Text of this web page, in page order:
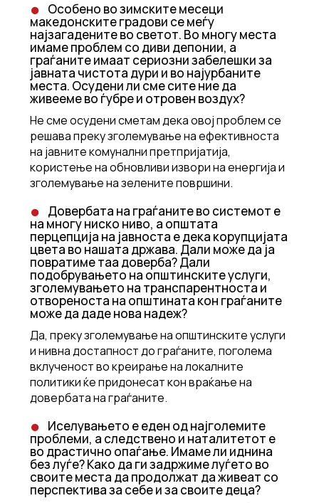
Особено во зимските месеци
македонските градови се меѓу
најзагадените во светот. Во многу места
имаме проблем со диви депонии, а
граѓаните имаат сериозни забелешки за
јавната чистота дури и во најурбаните
места. Осудени ли сме сите ние да
живееме во ѓубре и отровен воздух?
Не сме осудени сметам дека овој проблем се
решава преку зголемување на ефективноста
на јавните комунални претпријатија,
користење на обновливи извори на енергија и
зголемување на зелените површини.
Довербата на граѓаните во системот е
на многу ниско ниво, а општата
перцепција на јавноста е дека корупцијата
цвета во нашата држава. Дали може да ја
повратиме таа доверба? Дали
подобрувањето на општинските услуги,
зголемувањето на транспарентноста и
отвореноста на општината кон граѓаните
може да даде нова надеж?
Да, преку зголемување на општинските услуги
и нивна достапност до граѓаните, поголема
вклученост во креирање на локалните
политики ќе придонесат кон враќање на
довербата на граѓаните.
Иселувањето е еден од најголемите
проблеми, а следствено и наталитетот е
во драстично опаѓање. Имаме ли иднина
без луѓе? Како да ги задржиме луѓето во
своите места да продолжат да живеат со
перспектива за себе и за своите деца?